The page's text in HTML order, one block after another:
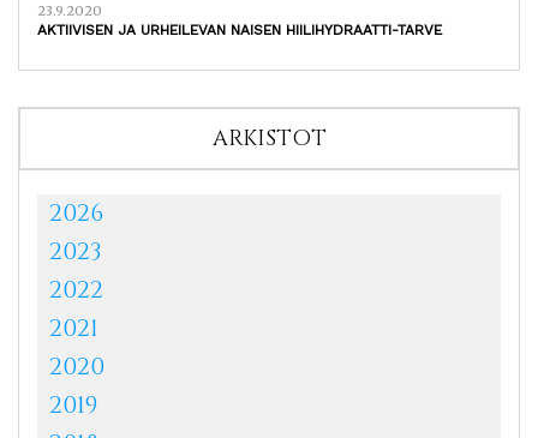
23.9.2020
AKTIIVISEN JA URHEILEVAN NAISEN HIILIHYDRAATTI-TARVE
ARKISTOT
2026
2023
2022
2021
2020
2019